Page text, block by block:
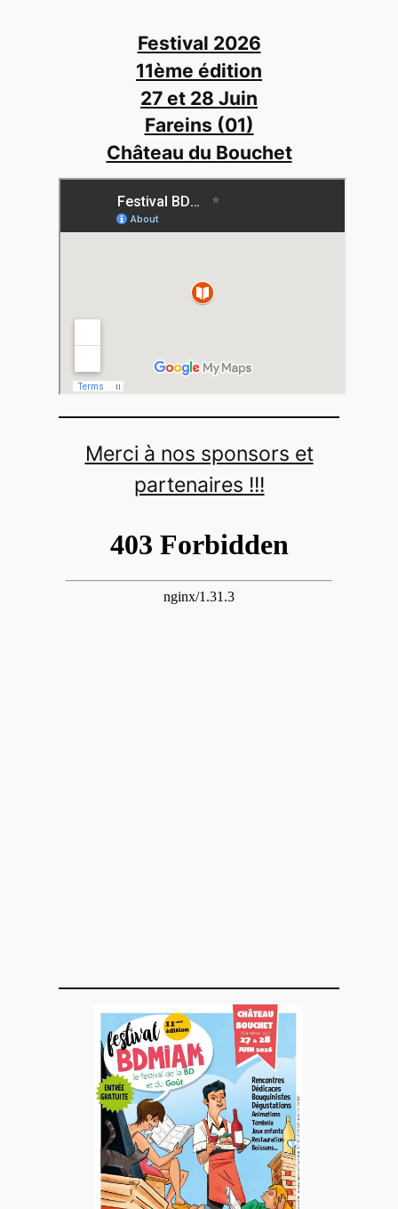
Festival 2026
11ème édition
27 et 28 Juin
Fareins (01)
Château du Bouchet
Merci à nos sponsors et
partenaires !!!